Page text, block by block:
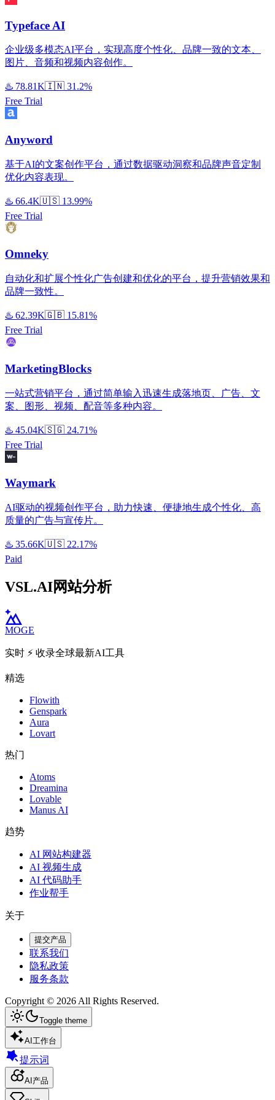
Typeface AI
企业级多模态AI平台，实现高度个性化、品牌一致的文本、
图片、音频和视频内容创作。
♨️ 78.81K🇮🇳 31.2%
Free Trial
Anyword
基于AI的文案创作平台，通过数据驱动洞察和品牌声音定制
优化内容表现。
♨️ 66.4K🇺🇸 13.99%
Free Trial
Omneky
自动化和扩展个性化广告创建和优化的平台，提升营销效果和
品牌一致性。
♨️ 62.39K🇬🇧 15.81%
Free Trial
MarketingBlocks
一站式营销平台，通过简单输入迅速生成落地页、广告、文
案、图形、视频、配音等多种内容。
♨️ 45.04K🇸🇬 24.71%
Free Trial
Waymark
AI驱动的视频创作平台，助力快速、便捷地生成个性化、高
质量的广告与宣传片。
♨️ 35.66K🇺🇸 22.17%
Paid
VSL.AI网站分析
MOGE
实时 ⚡️ 收录全球最新AI工具
精选
Flowith
Genspark
Aura
Lovart
热门
Atoms
Dreamina
Lovable
Manus AI
趋势
AI 网站构建器
AI 视频生成
AI 代码助手
作业帮手
关于
提交产品
联系我们
隐私政策
服务条款
Copyright © 2026 All Rights Reserved.
Toggle theme
AI工作台
提示词
AI产品